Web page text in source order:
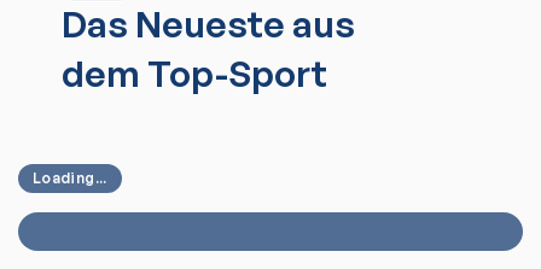
Das Neueste aus
dem Top-Sport
Loading...